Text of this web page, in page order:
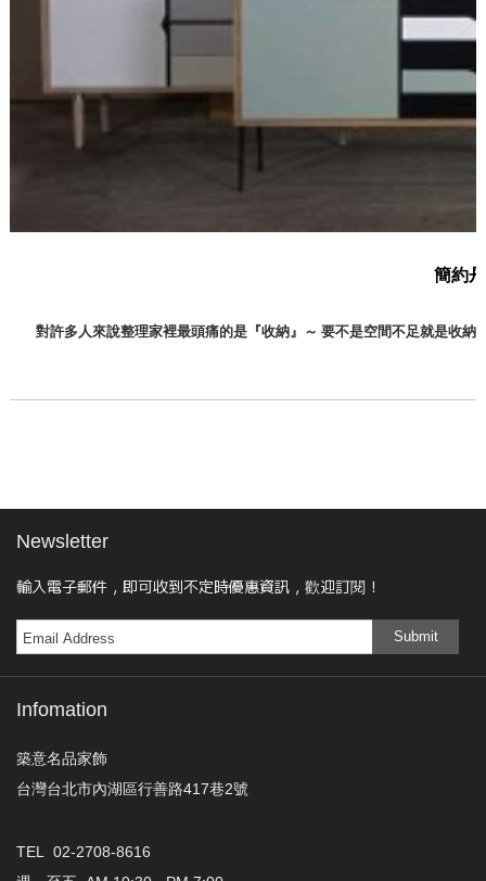
簡約
對許多人來說整理家裡最頭痛的是『收納』～ 要不是空間不足就是收
Newsletter
輸入電子郵件，即可收到不定時優惠資訊，歡迎訂閱！
Submit
Infomation
築意名品家飾
台灣台北市內湖區行善路417巷2號
TEL 02-2708-8616